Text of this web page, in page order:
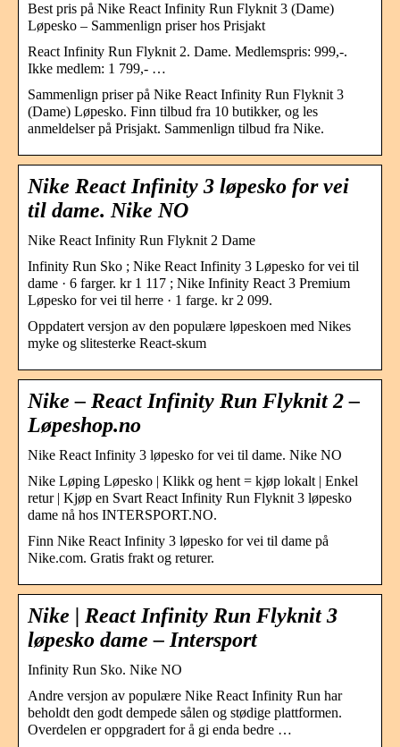
Best pris på Nike React Infinity Run Flyknit 3 (Dame)
Løpesko – Sammenlign priser hos Prisjakt
React Infinity Run Flyknit 2. Dame. Medlemspris: 999,-.
Ikke medlem: 1 799,- …
Sammenlign priser på Nike React Infinity Run Flyknit 3
(Dame) Løpesko. Finn tilbud fra 10 butikker, og les
anmeldelser på Prisjakt. Sammenlign tilbud fra Nike.
Nike React Infinity 3 løpesko for vei
til dame. Nike NO
Nike React Infinity Run Flyknit 2 Dame
Infinity Run Sko ; Nike React Infinity 3 Løpesko for vei til
dame · 6 farger. kr 1 117 ; Nike Infinity React 3 Premium
Løpesko for vei til herre · 1 farge. kr 2 099.
Oppdatert versjon av den populære løpeskoen med Nikes
myke og slitesterke React-skum
Nike – React Infinity Run Flyknit 2 –
Løpeshop.no
Nike React Infinity 3 løpesko for vei til dame. Nike NO
Nike Løping Løpesko | Klikk og hent = kjøp lokalt | Enkel
retur | Kjøp en Svart React Infinity Run Flyknit 3 løpesko
dame nå hos INTERSPORT.NO.
Finn Nike React Infinity 3 løpesko for vei til dame på
Nike.com. Gratis frakt og returer.
Nike | React Infinity Run Flyknit 3
løpesko dame – Intersport
Infinity Run Sko. Nike NO
Andre versjon av populære Nike React Infinity Run har
beholdt den godt dempede sålen og stødige plattformen.
Overdelen er oppgradert for å gi enda bedre …